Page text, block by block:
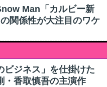
Man「カルビー新
関係性が大注目のワケ
ビジネス」を仕掛けた
・香取慎吾の主演作